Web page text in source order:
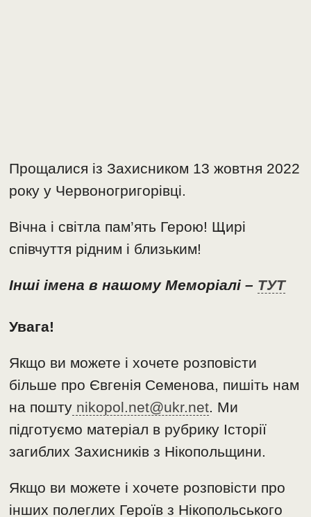
Прощалися із Захисником 13 жовтня 2022
року у Червоногригорівці.
Вічна і світла пам’ять Герою! Щирі
співчуття рідним і близьким!
Інші імена в нашому Меморіалі – ТУТ
Увага!
Якщо ви можете і хочете розповісти
більше про Євгенія Семенова, пишіть нам
на пошту nikopol.net@ukr.net. Ми
підготуємо матеріал в рубрику Історії
загиблих Захисників з Нікопольщини.
Якщо ви можете і хочете розповісти про
інших полеглих Героїв з Нікопольського